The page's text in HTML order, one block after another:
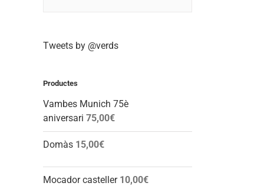
Tweets by @verds
Productes
Vambes Munich 75è
aniversari 75,00€
Domàs 15,00€
Mocador casteller 10,00€